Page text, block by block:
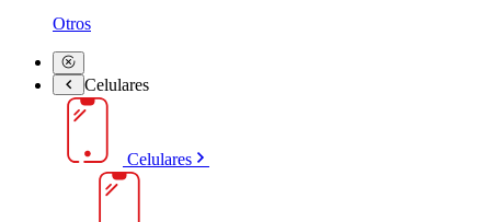
Otros
Celulares
Celulares